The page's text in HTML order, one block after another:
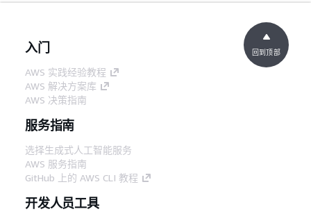
入门
AWS 实践经验教程
AWS 解决方案库
AWS 决策指南
服务指南
选择生成式人工智能服务
AWS 服务指南
GitHub 上的 AWS CLI 教程
开发人员工具
回到顶部